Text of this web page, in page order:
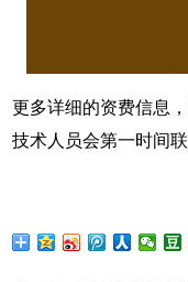
更多详细的资费信息
技术人员会第一时间